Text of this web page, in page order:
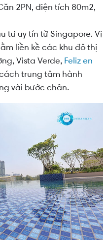
2PN, diện tích 80m2,
tư uy tín từ Singapore. Vị
liền kề các khu đô thị
Vista Verde, Feliz en
trung tâm hành
vài bước chân.